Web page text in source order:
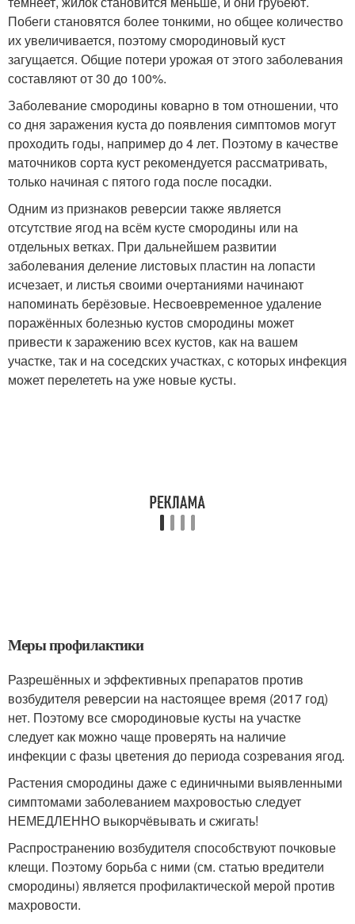
Побеги становятся более тонкими, но общее количество
их увеличивается, поэтому смородиновый куст
загущается. Общие потери урожая от этого заболевания
составляют от 30 до 100%.
Заболевание смородины коварно в том отношении, что
со дня заражения куста до появления симптомов могут
проходить годы, например до 4 лет. Поэтому в качестве
маточников сорта куст рекомендуется рассматривать,
только начиная с пятого года после посадки.
Одним из признаков реверсии также является
отсутствие ягод на всём кусте смородины или на
отдельных ветках. При дальнейшем развитии
заболевания деление листовых пластин на лопасти
исчезает, и листья своими очертаниями начинают
напоминать берёзовые. Несвоевременное удаление
поражённых болезнью кустов смородины может
привести к заражению всех кустов, как на вашем
участке, так и на соседских участках, с которых инфекция
может перелететь на уже новые кусты.
Меры профилактики
Разрешённых и эффективных препаратов против
возбудителя реверсии на настоящее время (2017 год)
нет. Поэтому все смородиновые кусты на участке
следует как можно чаще проверять на наличие
инфекции с фазы цветения до периода созревания ягод.
Растения смородины даже с единичными выявленными
симптомами заболеванием махровостью следует
НЕМЕДЛЕННО выкорчёвывать и сжигать!
Распространению возбудителя способствуют почковые
клещи. Поэтому борьба с ними (см. статью вредители
смородины) является профилактической мерой против
махровости.